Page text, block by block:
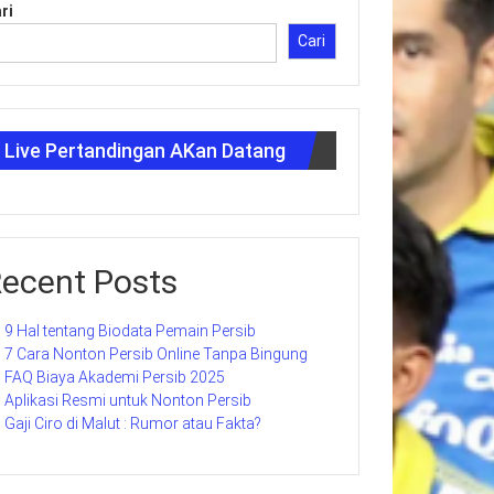
Cari
Live Pertandingan AKan Datang
Posts
9 Hal tentang Biodata Pemain Persib
7 Cara Nonton Persib Online Tanpa Bingung
FAQ Biaya Akademi Persib 2025
Aplikasi Resmi untuk Nonton Persib
Gaji Ciro di Malut : Rumor atau Fakta?